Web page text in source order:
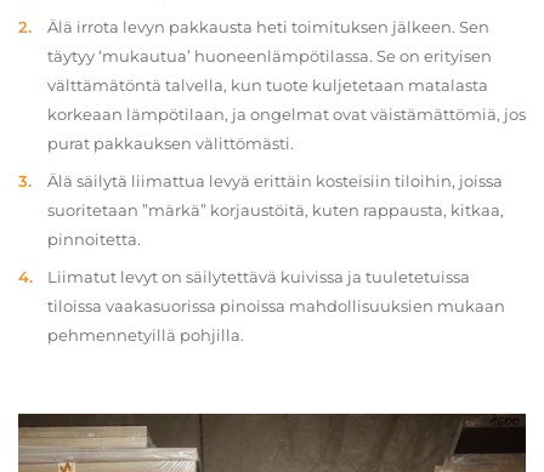
Älä irrota levyn pakkausta heti toimituksen jälkeen. Sen
täytyy ‘mukautua’ huoneenlämpötilassa. Se on erityisen
välttämätöntä talvella, kun tuote kuljetetaan matalasta
korkeaan lämpötilaan, ja ongelmat ovat väistämättömiä, jos
purat pakkauksen välittömästi.
Älä säilytä liimattua levyä erittäin kosteisiin tiloihin, joissa
suoritetaan ”märkä” korjaustöitä, kuten rappausta, kitkaa,
pinnoitetta.
Liimatut levyt on säilytettävä kuivissa ja tuuletetuissa
tiloissa vaakasuorissa pinoissa mahdollisuuksien mukaan
pehmennetyillä pohjilla.